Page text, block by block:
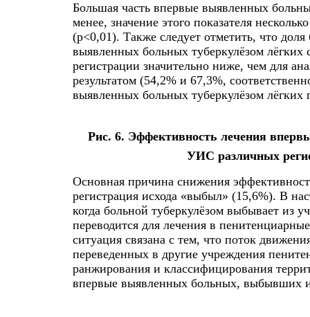
Большая часть впервые выявленных
менее, значение этого показателя
(p<0,01). Также следует отметить, что
выявленных больных туберкулёзом
регистрации значительно ниже, чем для
результатом (54,2% и 67,3%,
выявленных больных туберкулёзом лёгких
Рис. 6. Эффективность лечения
УИС различных
Основная причина снижения
регистрация исхода «выбыл» (15,6%). В
когда больной туберкулёзом выбывает из
переводится для лечения в
ситуация связана с тем, что поток
переведенных в другие учреждения
ранжирования и классифицирования
впервые выявленных больных, выбывших